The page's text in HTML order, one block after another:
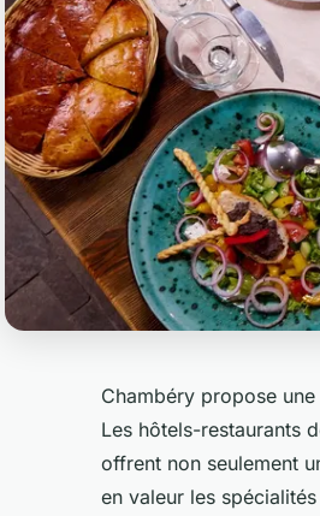
Chambéry propose
Les hôtels-restaurants
offrent non seulement
en valeur les